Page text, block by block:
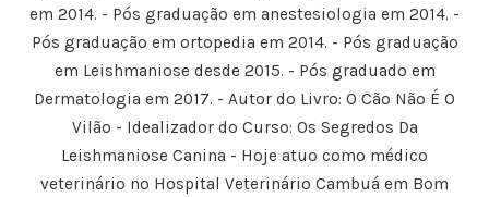
o
a
a
n
e
l
n
v
j
a
n
e
l
a
v
j
n
e
l
a
)
o
a
a
n
e
l
a
)
em 2014. - Pós graduação em anestesiologia em 2014. -
Pós graduação em ortopedia em 2014. - Pós graduação
em Leishmaniose desde 2015. - Pós graduado em
Dermatologia em 2017. - Autor do Livro: O Cão Não É O
Vilão - Idealizador do Curso: Os Segredos Da
Leishmaniose Canina - Hoje atuo como médico
veterinário no Hospital Veterinário Cambuá em Bom